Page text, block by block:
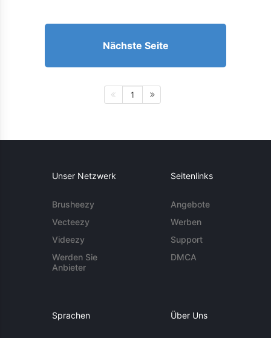
Nächste Seite
1
Unser Netzwerk
Brusheezy
Vecteezy
Videezy
Werden Sie
Anbieter
Seitenlinks
Angebote
Werben
Support
DMCA
Sprachen Über Uns